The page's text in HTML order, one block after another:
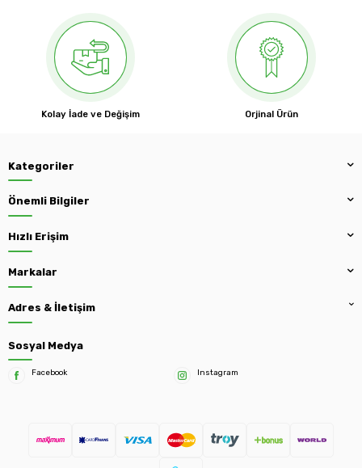
Kolay İade ve Değişim Orjinal Ürün
Kategoriler
Önemli Bilgiler
Hızlı Erişim
Markalar
Adres & İletişim
Sosyal Medya
Facebook Instagram